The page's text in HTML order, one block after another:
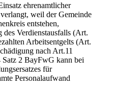
ehrenamtlicher
weil der Gemeinde
entstehen,
des Verdienstausfalls (Art.
Arbeitsentgelts (Art.
nach Art.11
2 BayFwG kann bei
für
Personalaufwand